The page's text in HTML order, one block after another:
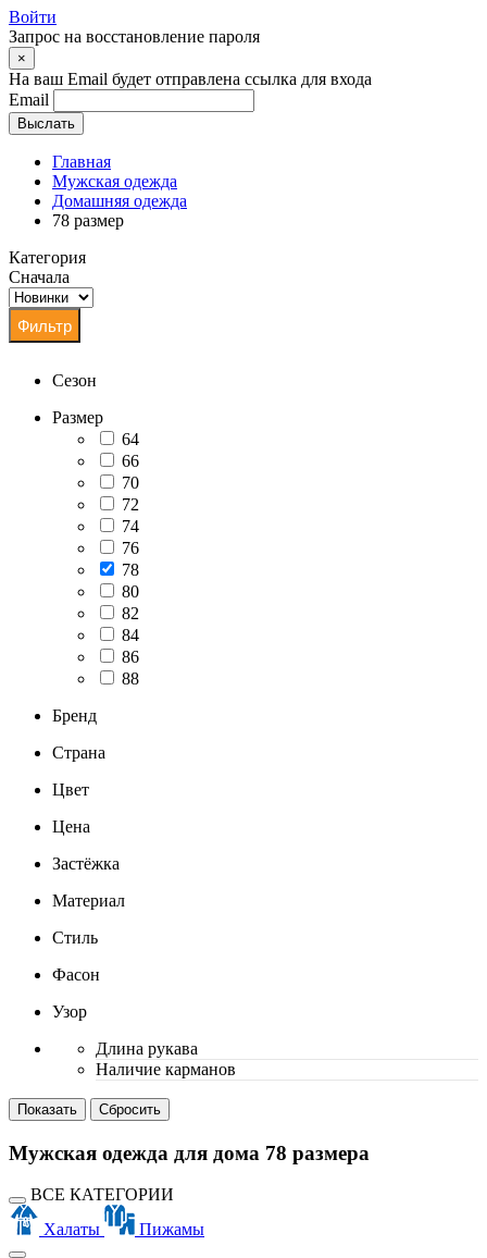
Войти
Запрос на восстановление пароля
×
На ваш Email будет отправлена ссылка для входа
Email
Выслать
Главная
Мужская одежда
Домашняя одежда
78 размер
Категория
Сначала
Сезон
Размер
64
66
70
72
74
76
78
80
82
84
86
88
Бренд
Страна
Цвет
Цена
Застёжка
Материал
Стиль
Фасон
Узор
Длина рукава
Наличие карманов
Мужская одежда для дома 78 размера
ВСЕ КАТЕГОРИИ
Халаты
Пижамы